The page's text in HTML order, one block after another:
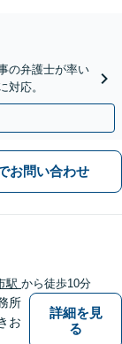
の弁護士が率い
対応。
お問い合わせ
駅 から徒歩10分
所
お
詳細を見
る